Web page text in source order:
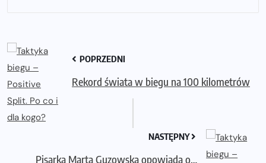
POPRZEDNI
Rekord świata w biegu na 100 kilometrów
NASTĘPNY
Pisarka Marta Guzowska opowiada o…